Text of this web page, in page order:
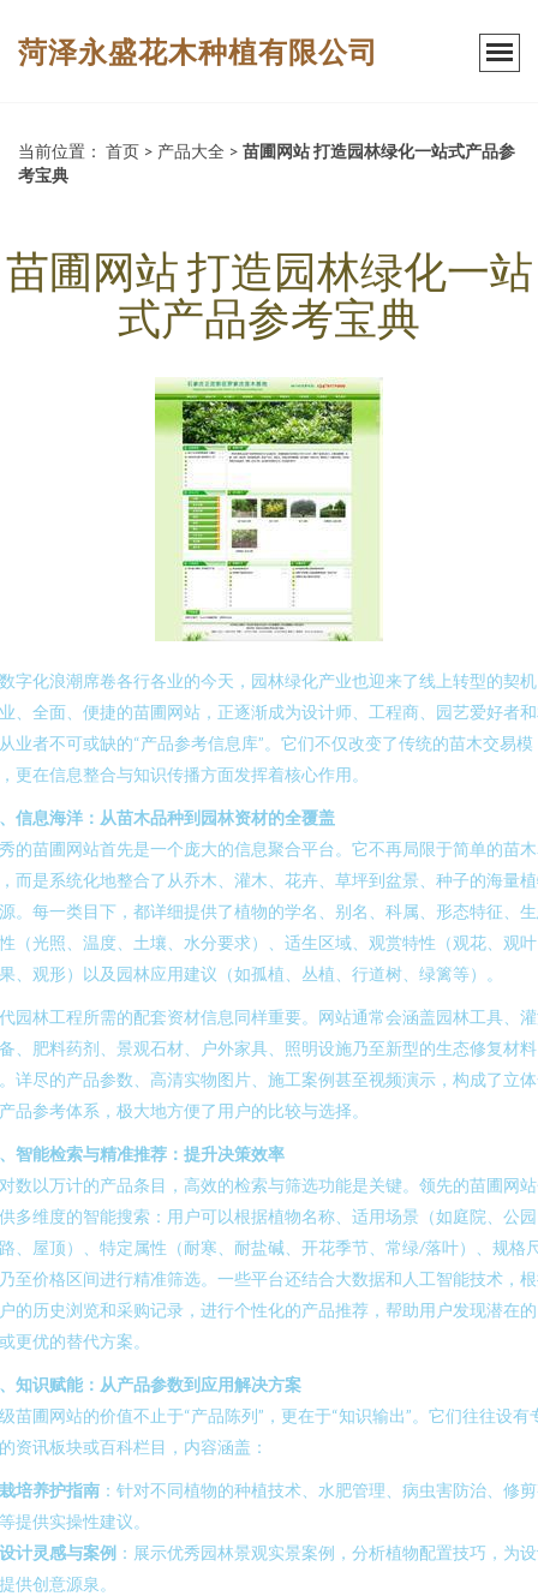
菏泽永盛花木种植有限公司
当前位置： 首页 > 产品大全 > 苗圃网站 打造园林绿化一站式产品参
考宝典
苗圃网站 打造园林绿化一站
式产品参考宝典
字化浪潮席卷各行各业的今天，园林绿化产业也迎来了线上转型的契
、全面、便捷的苗圃网站，正逐渐成为设计师、工程商、园艺爱好者
业者不可或缺的“产品参考信息库”。它们不仅改变了传统的苗木交易模
更在信息整合与知识传播方面发挥着核心作用。
信息海洋：从苗木品种到园林资材的全覆盖
的苗圃网站首先是一个庞大的信息聚合平台。它不再局限于简单的苗
而是系统化地整合了从乔木、灌木、花卉、草坪到盆景、种子的海量
。每一类目下，都详细提供了植物的学名、别名、科属、形态特征、
（光照、温度、土壤、水分要求）、适生区域、观赏特性（观花、观
、观形）以及园林应用建议（如孤植、丛植、行道树、绿篱等）。
园林工程所需的配套资材信息同样重要。网站通常会涵盖园林工具、
、肥料药剂、景观石材、户外家具、照明设施乃至新型的生态修复材料
详尽的产品参数、高清实物图片、施工案例甚至视频演示，构成了立
品参考体系，极大地方便了用户的比较与选择。
智能检索与精准推荐：提升决策效率
数以万计的产品条目，高效的检索与筛选功能是关键。领先的苗圃网
多维度的智能搜索：用户可以根据植物名称、适用场景（如庭院、公
、屋顶）、特定属性（耐寒、耐盐碱、开花季节、常绿/落叶）、规格
至价格区间进行精准筛选。一些平台还结合大数据和人工智能技术，
的历史浏览和采购记录，进行个性化的产品推荐，帮助用户发现潜在
更优的替代方案。
知识赋能：从产品参数到应用解决方案
苗圃网站的价值不止于“产品陈列”，更在于“知识输出”。它们往往设有
资讯板块或百科栏目，内容涵盖：
栽培养护指南 ：针对不同植物的种植技术、水肥管理、病虫害防治、修
提供实操性建议。
设计灵感与案例 ：展示优秀园林景观实景案例，分析植物配置技巧，为
供创意源泉。